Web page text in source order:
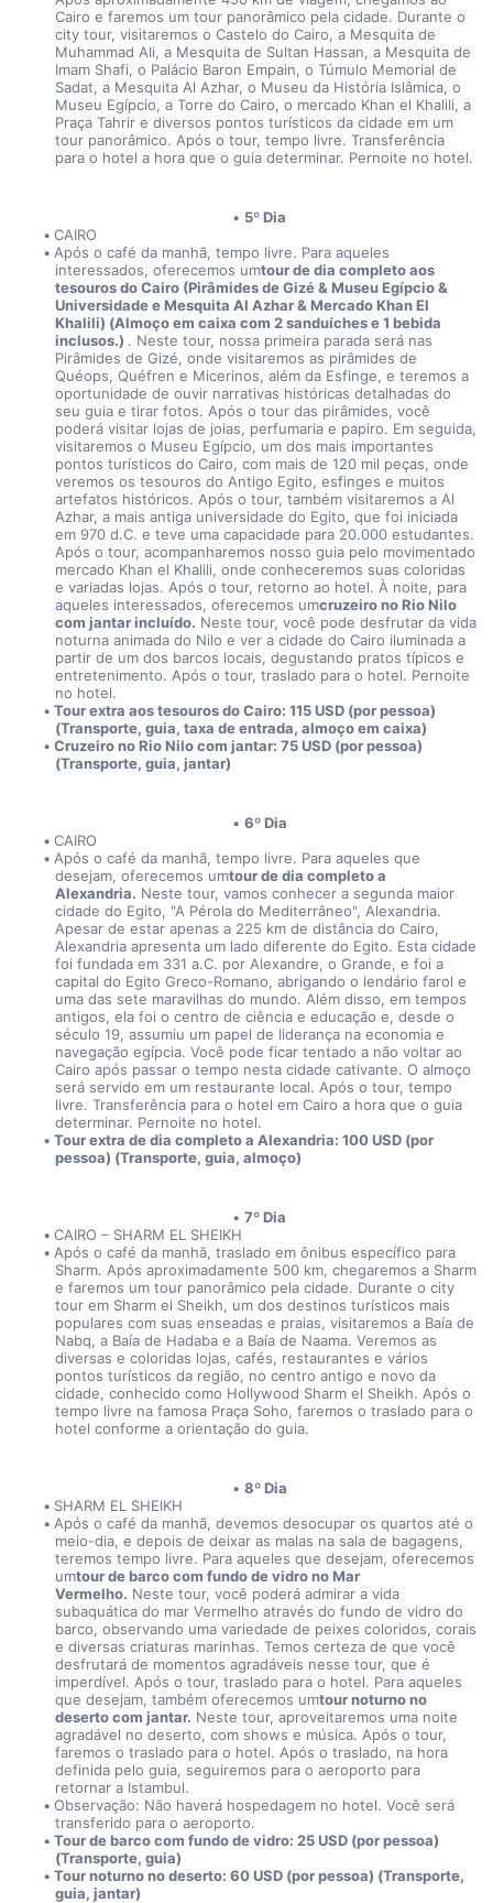
Cairo e faremos um tour panorâmico pela cidade. Durante o
city tour, visitaremos o Castelo do Cairo, a Mesquita de
Muhammad Ali, a Mesquita de Sultan Hassan, a Mesquita de
Imam Shafi, o Palácio Baron Empain, o Túmulo Memorial de
Sadat, a Mesquita Al Azhar, o Museu da História Islâmica, o
Museu Egípcio, a Torre do Cairo, o mercado Khan el Khalili, a
Praça Tahrir e diversos pontos turísticos da cidade em um
tour panorâmico. Após o tour, tempo livre. Transferência
para o hotel a hora que o guia determinar. Pernoite no hotel.
5º Dia
CAIRO
Após o café da manhã, tempo livre. Para aqueles
interessados, oferecemos umtour de dia completo aos
tesouros do Cairo (Pirâmides de Gizé & Museu Egípcio &
Universidade e Mesquita Al Azhar & Mercado Khan El
Khalili) (Almoço em caixa com 2 sanduíches e 1 bebida
inclusos.) . Neste tour, nossa primeira parada será nas
Pirâmides de Gizé, onde visitaremos as pirâmides de
Quéops, Quéfren e Micerinos, além da Esfinge, e teremos a
oportunidade de ouvir narrativas históricas detalhadas do
seu guia e tirar fotos. Após o tour das pirâmides, você
poderá visitar lojas de joias, perfumaria e papiro. Em seguida,
visitaremos o Museu Egípcio, um dos mais importantes
pontos turísticos do Cairo, com mais de 120 mil peças, onde
veremos os tesouros do Antigo Egito, esfinges e muitos
artefatos históricos. Após o tour, também visitaremos a Al
Azhar, a mais antiga universidade do Egito, que foi iniciada
em 970 d.C. e teve uma capacidade para 20.000 estudantes.
Após o tour, acompanharemos nosso guia pelo movimentado
mercado Khan el Khalili, onde conheceremos suas coloridas
e variadas lojas. Após o tour, retorno ao hotel. À noite, para
aqueles interessados, oferecemos umcruzeiro no Rio Nilo
com jantar incluído. Neste tour, você pode desfrutar da vida
noturna animada do Nilo e ver a cidade do Cairo iluminada a
partir de um dos barcos locais, degustando pratos típicos e
entretenimento. Após o tour, traslado para o hotel. Pernoite
no hotel.
Tour extra aos tesouros do Cairo: 115 USD (por pessoa)
(Transporte, guia, taxa de entrada, almoço em caixa)
Cruzeiro no Rio Nilo com jantar: 75 USD (por pessoa)
(Transporte, guia, jantar)
6º Dia
CAIRO
Após o café da manhã, tempo livre. Para aqueles que
desejam, oferecemos umtour de dia completo a
Alexandria. Neste tour, vamos conhecer a segunda maior
cidade do Egito, "A Pérola do Mediterrâneo", Alexandria.
Apesar de estar apenas a 225 km de distância do Cairo,
Alexandria apresenta um lado diferente do Egito. Esta cidade
foi fundada em 331 a.C. por Alexandre, o Grande, e foi a
capital do Egito Greco-Romano, abrigando o lendário farol e
uma das sete maravilhas do mundo. Além disso, em tempos
antigos, ela foi o centro de ciência e educação e, desde o
século 19, assumiu um papel de liderança na economia e
navegação egípcia. Você pode ficar tentado a não voltar ao
Cairo após passar o tempo nesta cidade cativante. O almoço
será servido em um restaurante local. Após o tour, tempo
livre. Transferência para o hotel em Cairo a hora que o guia
determinar. Pernoite no hotel.
Tour extra de dia completo a Alexandria: 100 USD (por
pessoa) (Transporte, guia, almoço)
7º Dia
CAIRO – SHARM EL SHEIKH
Após o café da manhã, traslado em ônibus específico para
Sharm. Após aproximadamente 500 km, chegaremos a Sharm
e faremos um tour panorâmico pela cidade. Durante o city
tour em Sharm el Sheikh, um dos destinos turísticos mais
populares com suas enseadas e praias, visitaremos a Baía de
Nabq, a Baía de Hadaba e a Baía de Naama. Veremos as
diversas e coloridas lojas, cafés, restaurantes e vários
pontos turísticos da região, no centro antigo e novo da
cidade, conhecido como Hollywood Sharm el Sheikh. Após o
tempo livre na famosa Praça Soho, faremos o traslado para o
hotel conforme a orientação do guia.
8º Dia
SHARM EL SHEIKH
Após o café da manhã, devemos desocupar os quartos até o
meio-dia, e depois de deixar as malas na sala de bagagens,
teremos tempo livre. Para aqueles que desejam, oferecemos
umtour de barco com fundo de vidro no Mar
Vermelho. Neste tour, você poderá admirar a vida
subaquática do mar Vermelho através do fundo de vidro do
barco, observando uma variedade de peixes coloridos, corais
e diversas criaturas marinhas. Temos certeza de que você
desfrutará de momentos agradáveis nesse tour, que é
imperdível. Após o tour, traslado para o hotel. Para aqueles
que desejam, também oferecemos umtour noturno no
deserto com jantar. Neste tour, aproveitaremos uma noite
agradável no deserto, com shows e música. Após o tour,
faremos o traslado para o hotel. Após o traslado, na hora
definida pelo guia, seguiremos para o aeroporto para
retornar a Istambul.
Observação: Não haverá hospedagem no hotel. Você será
transferido para o aeroporto.
Tour de barco com fundo de vidro: 25 USD (por pessoa)
(Transporte, guia)
Tour noturno no deserto: 60 USD (por pessoa) (Transporte,
guia, jantar)